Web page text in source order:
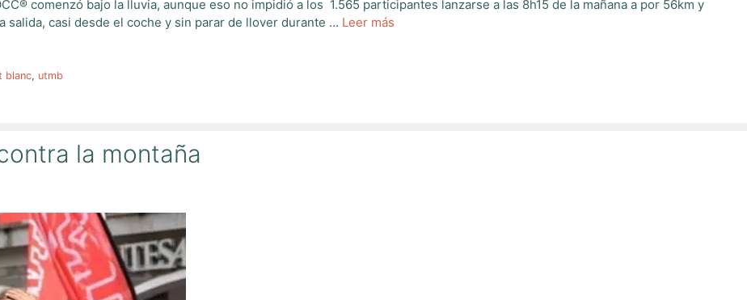
comenzó bajo la lluvia, aunque eso no impidió a los 1.565 participantes lanzarse a las 8h15 de la mañana a por 56km y
salida, casi desde el coche y sin parar de llover durante … Leer más
blanc, utmb
la montaña